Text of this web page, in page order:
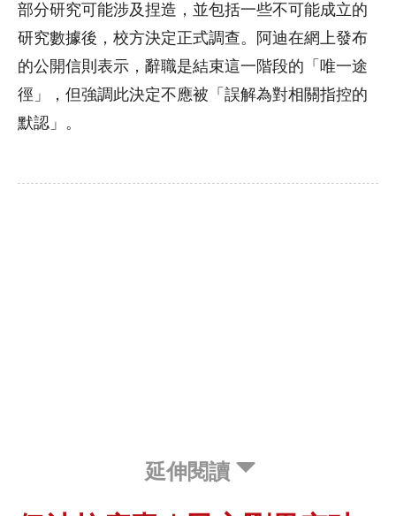
部分研究可能涉及捏造，並包括一些不可能成立的
研究數據後，校方決定正式調查。阿迪在網上發布
的公開信則表示，辭職是結束這一階段的「唯一途
徑」，但強調此決定不應被「誤解為對相關指控的
默認」。
延伸閱讀